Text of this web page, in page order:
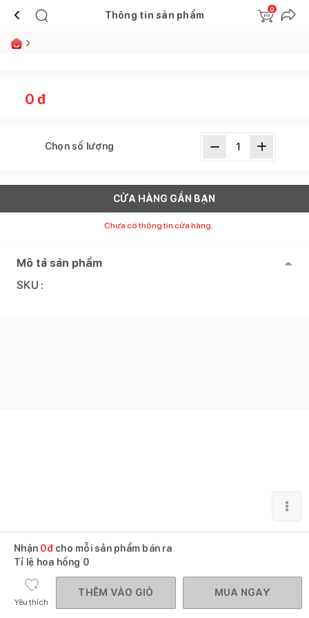
Thông tin sản phẩm
0
0 đ
Chọn số lượng
CỬA HÀNG GẦN BẠN
Chưa có thông tin cửa hàng.
Mô tả sản phẩm
SKU :
Nhận 0đcho mỗi sản phẩm bán ra
Tỉ lệ hoa hồng 0
Yêu thích
THÊM VÀO GIỎ MUA NGAY